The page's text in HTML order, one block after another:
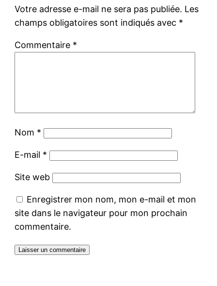
Votre adresse e-mail ne sera pas publiée. Les
champs obligatoires sont indiqués avec *
Commentaire *
Nom *
E-mail *
Site web
Enregistrer mon nom, mon e-mail et mon
site dans le navigateur pour mon prochain
commentaire.